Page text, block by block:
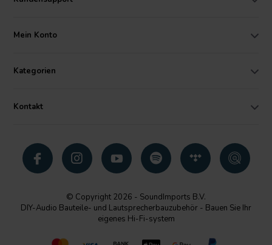
Mein Konto
Kategorien
Kontakt
© Copyright 2026 - SoundImports B.V.
DIY-Audio Bauteile- und Lautsprecherbauzubehör - Bauen Sie Ihr
eigenes Hi-Fi-system